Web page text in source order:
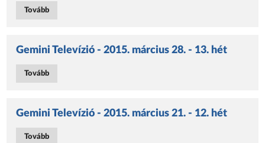
Tovább
Gemini Televízió - 2015. március 28. - 13. hét
Tovább
Gemini Televízió - 2015. március 21. - 12. hét
Tovább